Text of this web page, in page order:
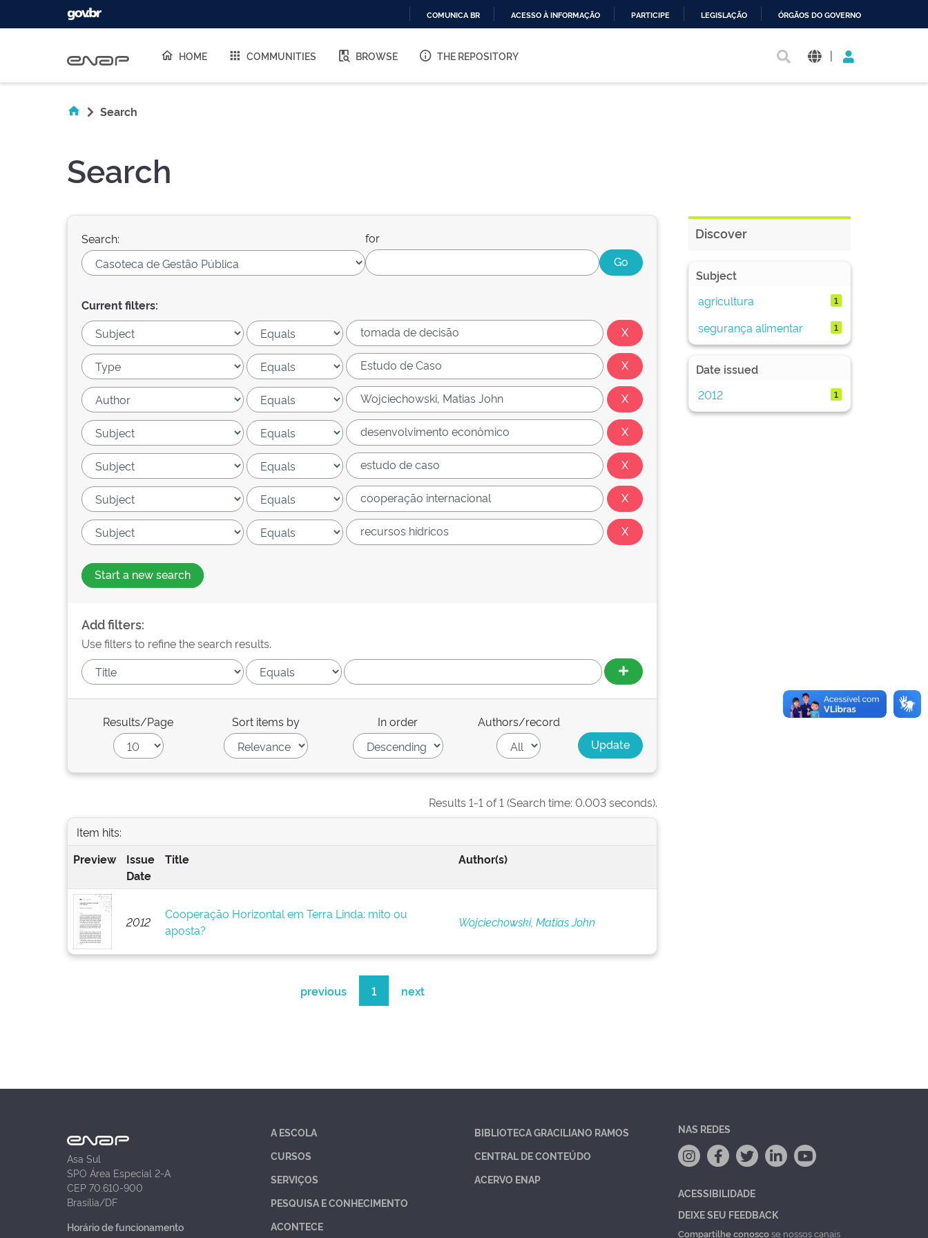
O
COMUNICA BR ACESSO À INFORMAÇÃO PARTICIPE LEGISLAÇÃO ÓRGÃOS DO GOVERNO
HOME COMMUNITIES BROWSE THE REPOSITORY |
Search
Search
Search: for
Current filters:
Start a new search
Add filters:
Use filters to refine the search results.
Results/Page Sort items by In order Authors/record
Results 1-1 of 1 (Search time: 0.003 seconds).
Item hits:
Preview
Issue
Date
Title Author(s)
2012
Cooperação Horizontal em Terra Linda: mito ou
aposta?
Wojciechowski, Matias John
previous 1 next
Discover
Subject
agricultura
1
segurança alimentar 1
Date issued
2012
1
Asa Sul
SPO Área Especial 2-A
CEP 70.610-900
Brasília/DF
Horário de funcionamento
A ESCOLA
CURSOS
SERVIÇOS
PESQUISA E CONHECIMENTO
ACONTECE
BIBLIOTECA GRACILIANO RAMOS
CENTRAL DE CONTEÚDO
ACERVO ENAP
NAS REDES
ACESSIBILIDADE
DEIXE SEU FEEDBACK
Compartilhe conoscose nossos canais